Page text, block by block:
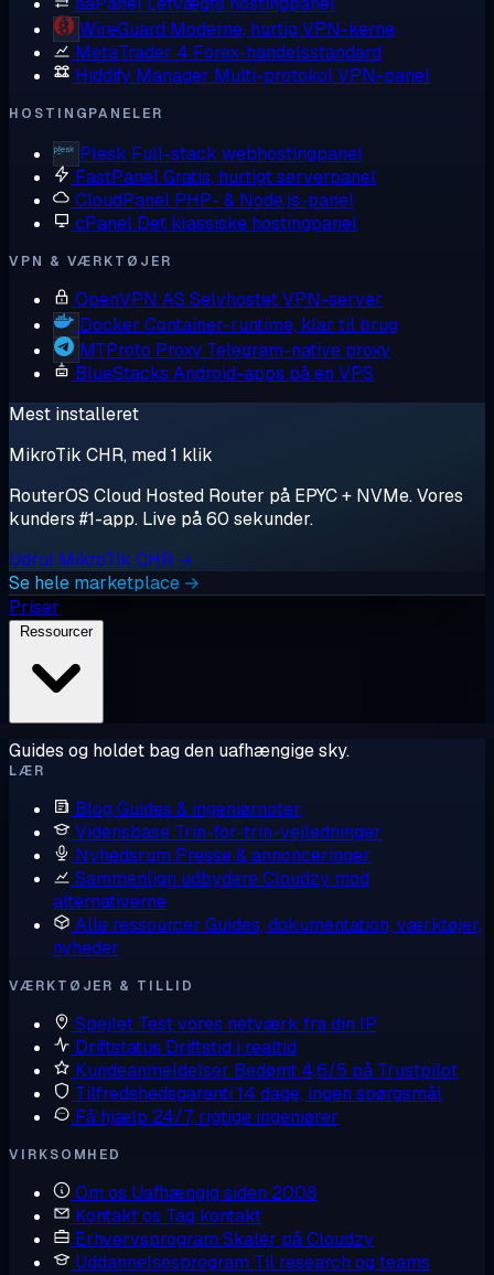
WireGuard Moderne, hurtig VPN-kerne
MetaTrader 4 Forex-handelsstandard
Hiddify Manager Multi-protokol VPN-panel
HOSTINGPANELER
Plesk Full-stack webhostingpanel
FastPanelGratis, hurtigt serverpanel
CloudPanel PHP- & Node.js-panel
cPanel Det klassiske hostingpanel
VPN & VÆRKTØJER
OpenVPN AS Selvhostet VPN-server
Docker Container-runtime, klar til brug
MTProto Proxy Telegram-native proxy
BlueStacks Android-apps på en VPS
Mest installeret
MikroTik CHR, med 1 klik
RouterOS Cloud Hosted Router på EPYC + NVMe. Vores
kunders #1-app. Live på 60 sekunder.
Udrul MikroTik CHR →
Se hele marketplace →
Priser
Ressourcer
Guides og holdet bag den uafhængige sky.
LÆR
Blog Guides & ingeniørnoter
Vidensbase Trin-for-trin-vejledninger
Nyhedsrum Presse & annonceringer
Sammenlign udbydereCloudzy mod
alternativerne
Alle ressourcer Guides, dokumentation, værktøjer,
nyheder
VÆRKTØJER & TILLID
Spejlet Test vores netværk fra din IP
Driftstatus Driftstid i realtid
Kundeanmeldelser Bedømt 4,6/5 på Trustpilot
Tilfredshedsgaranti 14 dage, ingen spørgsmål
Få hjælp 24/7, rigtige ingeniører
VIRKSOMHED
Om os Uafhængig siden 2008
Kontakt os Tag kontakt
Erhvervsprogram Skalér på Cloudzy
Uddannelsesprogram Til research og teams